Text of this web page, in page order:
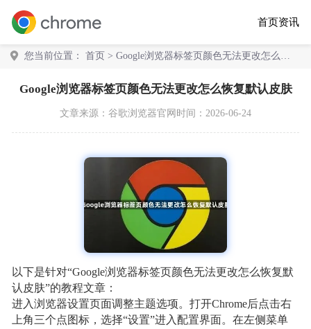
首页资讯
您当前位置： 首页 > Google浏览器标签页颜色无法更改怎么恢
Google浏览器标签页颜色无法更改怎么恢复默认皮肤
文章来源： 谷歌浏览器官网 时间：2026-06-24
以下是针对“Google浏览器标签页颜色无法更改怎么恢复默
认皮肤”的教程文章：
进入浏览器设置页面调整主题选项。打开Chrome后点击右
上角三个点图标，选择“设置”进入配置界面。在左侧菜单